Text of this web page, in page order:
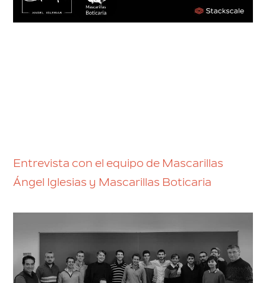
Entrevista con el equipo de Mascarillas
Ángel Iglesias y Mascarillas Boticaria